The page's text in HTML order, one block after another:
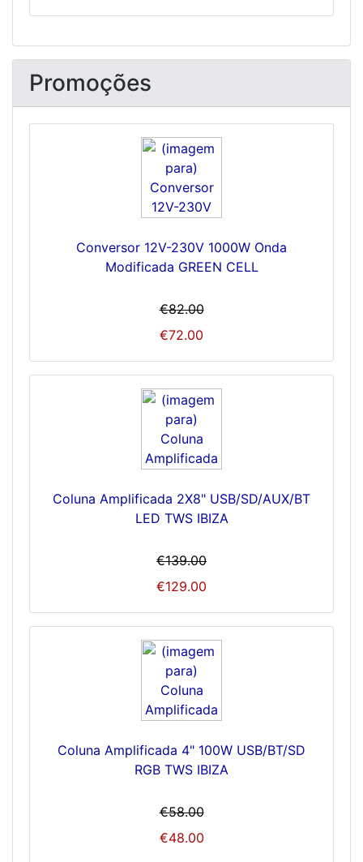
Promoções
Conversor 12V-230V 1000W Onda
Modificada GREEN CELL
€82.00
€72.00
Coluna Amplificada 2X8" USB/SD/AUX/BT
LED TWS IBIZA
€139.00
€129.00
Coluna Amplificada 4" 100W USB/BT/SD
RGB TWS IBIZA
€58.00
€48.00